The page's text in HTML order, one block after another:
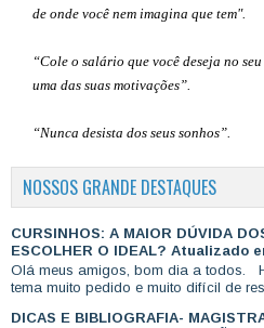
de onde você nem imagina que tem".
“Cole o salário que você deseja no
uma das suas motivações”
“Nunca desista dos seus sonhos”.
NOSSOS GRANDE DESTAQUES
CURSINHOS: A MAIOR DÚVIDA
ESCOLHER O IDEAL? Atualizado
Olá meus amigos, bom dia a todos.
tema muito pedido e muito difícil de
DICAS E BIBLIOGRAFIA-